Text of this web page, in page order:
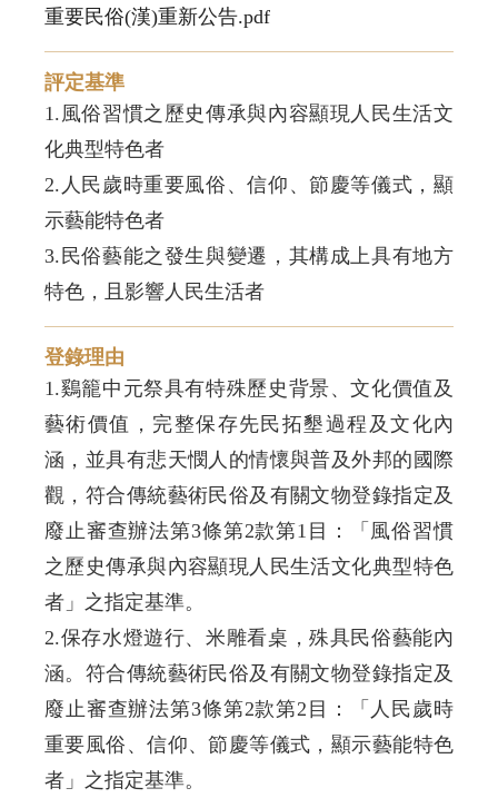
重要民俗(漢)重新公告.pdf
評定基準
1.風俗習慣之歷史傳承與內容顯現人民生活文
2.人民歲時重要風俗、信仰、節慶等儀式，顯
3.民俗藝能之發生與變遷，其構成上具有地方
登錄理由
1.鷄籠中元祭具有特殊歷史背景、文化價值及
藝術價值，完整保存先民拓墾過程及文化內
涵，並具有悲天憫人的情懷與普及外邦的國際
觀，符合傳統藝術民俗及有關文物登錄指定及
廢止審查辦法第3條第2款第1目：「風俗習慣
之歷史傳承與內容顯現人民生活文化典型特色
者」之指定基準。
2.保存水燈遊行、米雕看桌，殊具民俗藝能內
涵。符合傳統藝術民俗及有關文物登錄指定及
廢止審查辦法第3條第2款第2目：「人民歲時
重要風俗、信仰、節慶等儀式，顯示藝能特色
者」之指定基準。